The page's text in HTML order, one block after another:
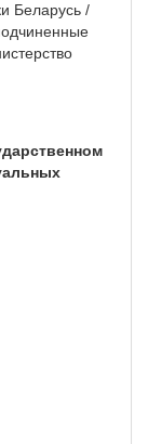
Беларусь /